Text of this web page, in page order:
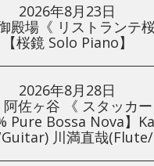
2026年8月23日
殿場《 リストランテ桜
【桜鏡 Solo Piano】
2026年8月28日
佐ヶ谷 《 スタッカー
Pure Bossa Nova】
川満直哉(Flute/